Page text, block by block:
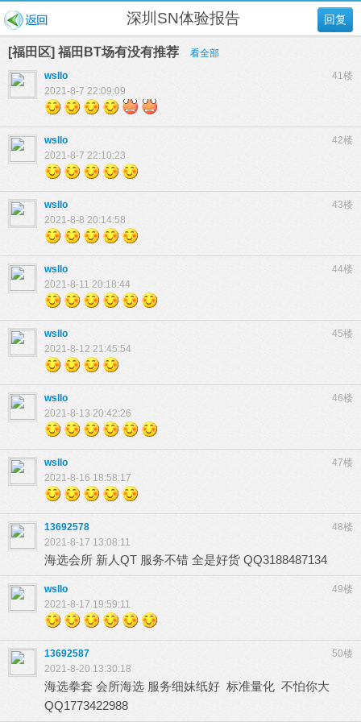
回复
深圳SN体验报告
[福田区] 福田BT场有没有推荐
看全部
41楼
wsllo
2021-8-7 22:09:09
42楼
wsllo
2021-8-7 22:10:23
43楼
wsllo
2021-8-8 20:14:58
44楼
wsllo
2021-8-11 20:18:44
45楼
wsllo
2021-8-12 21:45:54
46楼
wsllo
2021-8-13 20:42:26
47楼
wsllo
2021-8-16 18:58:17
48楼
13692578
2021-8-17 13:08:11
海选会所 新人QT 服务不错 全是好货 QQ3188487134
49楼
wsllo
2021-8-17 19:59:11
50楼
13692587
2021-8-20 13:30:18
海选拳套 会所海选 服务细妹纸好 标准量化 不怕你大
QQ1773422988